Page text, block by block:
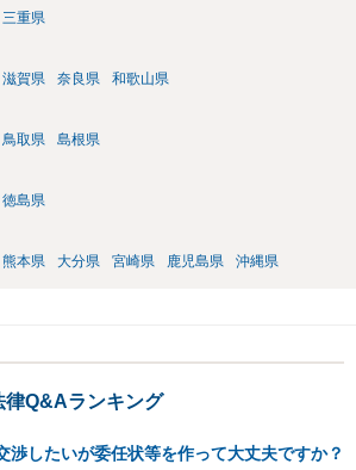
三重県
滋賀県 奈良県 和歌山県
鳥取県 島根県
徳島県
熊本県 大分県 宮崎県 鹿児島県 沖縄県
律Q&Aランキング
渉したいが委任状等を作って大丈夫ですか？